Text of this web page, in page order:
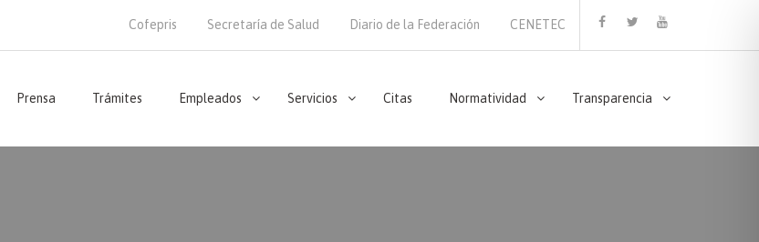
Cofepris Secretaría de Salud Diario de la Federación
CENETEC
Prensa Trámites Empleados Servicios Citas Normatividad Transparencia